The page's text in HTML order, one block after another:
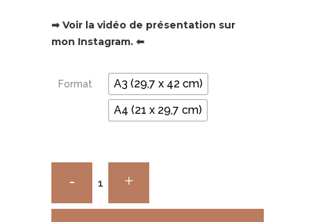
➡ Voir la vidéo de présentation sur
mon Instagram. ⬅
Format
A3 (29,7 x 42 cm)
A4 (21 x 29,7 cm)